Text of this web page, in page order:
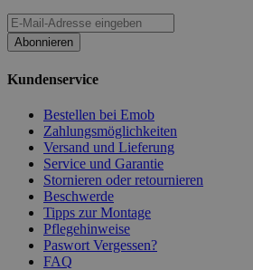
Abonnieren
Kundenservice
Bestellen bei Emob
Zahlungsmöglichkeiten
Versand und Lieferung
Service und Garantie
Stornieren oder retournieren
Beschwerde
Tipps zur Montage
Pflegehinweise
Paswort Vergessen?
FAQ